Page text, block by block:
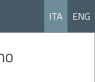
ITA ENG